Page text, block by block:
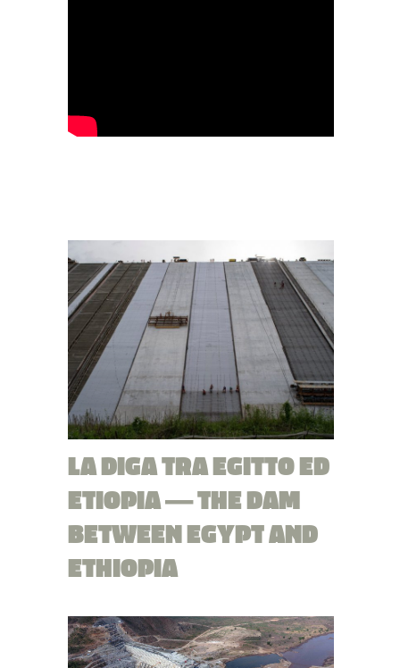
LA DIGA TRA EGITTO ED
ETIOPIA — THE DAM
BETWEEN EGYPT AND
ETHIOPIA